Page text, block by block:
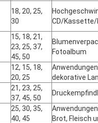
18, 20, 25,
30
CD/Kassette/
15, 18, 21,
23, 25, 37,
45, 50
Fotoalbum
12, 15, 18,
20, 25
dekorative
21, 23, 25,
37, 45, 50
25, 30, 35,
40, 45
Brot, Fleisch